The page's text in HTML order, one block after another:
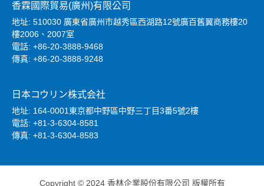
香霖國際貿易(廣州)有限公司
地址: 510030 廣東省廣州市越秀區西湖路12號廣百舊翼商務樓20
樓2006、2007室
電話: +86-20-3888-9468
傳真: +86-20-3888-9248
日本コウリン株式会社
地址: 164-0001東京都中野區中野三丁目3番5號2樓
電話: +81-3-6304-8581
傳真: +81-3-6304-8583
Copyright © 2024 香林企業股份有限公司 版權所有